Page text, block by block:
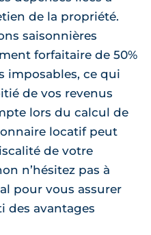
de la propriété.
saisonnières
forfaitaire de 50%
imposables, ce qui
de vos revenus
lors du calcul de
locatif peut
de votre
n’hésitez pas à
pour vous assurer
des avantages